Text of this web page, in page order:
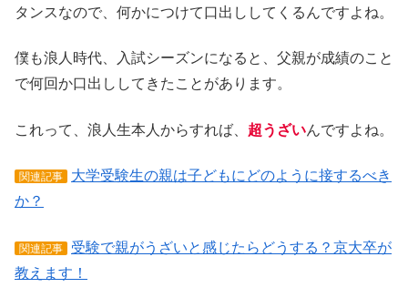
タンスなので、何かにつけて口出ししてくるんですよね。
僕も浪人時代、入試シーズンになると、父親が成績のこと
で何回か口出ししてきたことがあります。
これって、浪人生本人からすれば、 超うざいんですよね。
関連記事
大学受験生の親は子どもにどのように接するべき
か？
関連記事
受験で親がうざいと感じたらどうする？京大卒が
教えます！